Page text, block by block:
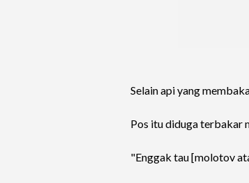
Selain api yang
Pos itu diduga terbakar
"Enggak tau [molotov